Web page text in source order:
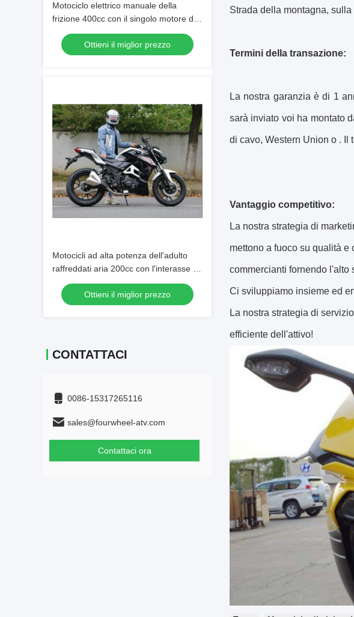
Motociclo elettrico manuale della
frizione 400cc con il singolo motore del
cilindro del sidecar
Ottieni il miglior prezzo
Motocicli ad alta potenza dell'adulto
raffreddati aria 200cc con l'interasse di
1430mm
Ottieni il miglior prezzo
CONTATTACI
0086-15317265116
sales@fourwheel-atv.com
Contattaci ora
Strada della montagna,
Termini della transazione:
La nostra garanzia è di 1
sarà inviato voi ha montato
di cavo, Western Union o . Il
Vantaggio competitivo:
La nostra strategia di
mettono a fuoco su qualità
commercianti fornendo l'alto
Ci sviluppiamo insieme ed
La nostra strategia di
efficiente dell'attivo!